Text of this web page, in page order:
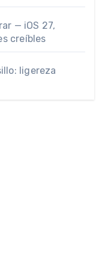
— iOS 27,
creíbles
ligereza